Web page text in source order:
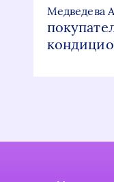
Медведева